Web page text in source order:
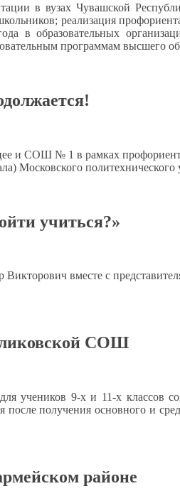
в вузах Чувашской
реализация
в образовательных
программам высшего
и СОШ № 1 в рамках
Московского политехнического
учиться?»
Викторович вместе с
СОШ
для учеников 9-х и 11-х классов
после получения основногои
районе